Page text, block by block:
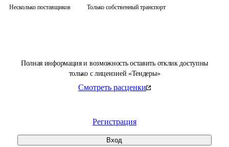
Полная информация и возможность оставить отклик доступны
только с лицензией «Тендеры»
Смотреть расценки
Регистрация
Вход
Несколько поставщиков Только собственный транспорт